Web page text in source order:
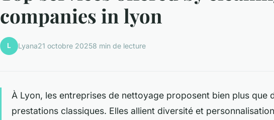
companies in lyon
L Lyana21 octobre 20258 min de lecture
À Lyon, les entreprises de nettoyage proposent bien plus que
prestations classiques. Elles allient diversité et